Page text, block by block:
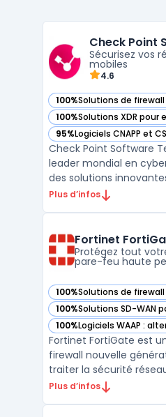
Check Point
Sécurisez vos
mobiles
4.6
100%Solutions de
— voir Check Point
100%Solutions XDR pour
— voir Check Point
95%Logiciels CNAPP et
— voir Check Point
Check Point Software
leader mondial en
des solutions
entreprises contre les
protection complète
cloud, et les appa ...
Plus d’infos
Fortinet
Protégez tout
pare-feu haute
100%Solutions de
— voir Fortinet FortiGate
100%Solutions SD-WAN
— voir Fortinet FortiGate
100%Logiciels WAAP :
— voir Fortinet FortiGate
Fortinet FortiGate est
firewall nouvelle
traiter la sécurité
environnements où la
Plus d’infos